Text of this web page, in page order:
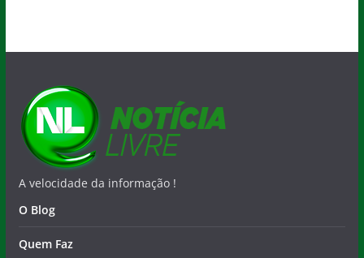
A velocidade da informação !
O Blog
Quem Faz
Salvador